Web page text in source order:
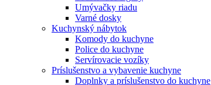
Umývačky riadu
Varné dosky
Kuchynský nábytok
Komody do kuchyne
Police do kuchyne
Servírovacie vozíky
Príslušenstvo a vybavenie kuchyne
Doplnky a príslušenstvo do kuchyne